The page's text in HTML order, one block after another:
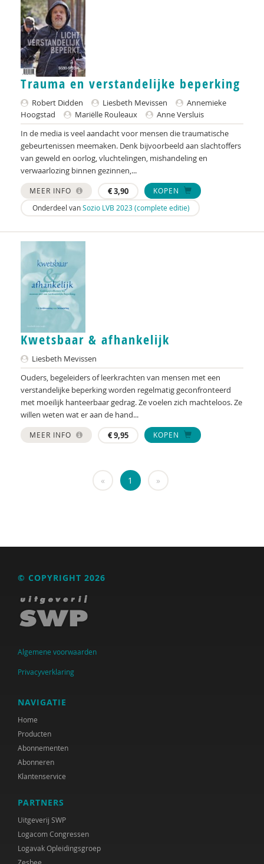
NIDI
Pharos
QUT
Raad voor Volksgezondheid & Samenleving
Ramirelsyla Eloise
Regioplan
Sonja
United Nations Office for Disaster Risk Reduction
VGN
René .C. Hoksbergen
Tim 'S Jongers
Jeugdautoriteit (JA)
Nederlandse Vereniging voor Obstetrie &
Gynaecologie (NVOG)
Henk A. Becker
Anja van der Aa
Anne Addink
Marian Adriaansen
Marcel van Aken
Alma Akkerman
Marga Akkerman
Catelijne Akkermans
Cees Al
Channa Al
Trauma en verstandelijke beperking
Robert Didden Liesbeth Mevissen
Annemieke
Hoogstad
Mariëlle Rouleaux
Anne Versluis
In de media is veel aandacht voor mensen die traumatische
gebeurtenissen meemaken. Denk bijvoorbeeld aan slachtoffers
van geweld en oorlog, vluchtelingen, mishandeling en
verwaarlozing binnen gezinnen,...
MEER INFO €3,90
KOPEN
Onderdeel vanSozio LVB 2023 (complete editie)
Kwetsbaar & afhankelijk
Liesbeth Mevissen
Ouders, begeleiders of leerkrachten van mensen met een
verstandelijke beperking worden regelmatig geconfronteerd
met moeilijk hanteerbaar gedrag. Ze voelen zich machteloos. Ze
willen weten wat er aan de hand...
MEER INFO €9,95 KOPEN
« 1 »
© COPYRIGHT 2026
Algemene voorwaarden
Privacyverklaring
NAVIGATIE
Home
Producten
Abonnementen
Abonneren
Klantenservice
PARTNERS
Uitgeverij SWP
Logacom Congressen
Logavak Opleidingsgroep